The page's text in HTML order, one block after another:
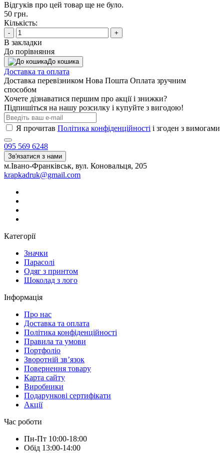
Відгуків про цей товар ще не було.
50 грн.
Кількість:
- +
В закладки
До порівняння
До кошика
Доставка та оплата
Доставка перевізником Нова Пошта Оплата зручним
способом
Хочете дізнаватися першим про акції і знижки?
Підпишіться на нашу розсилку і купуйте з вигодою!
Я прочитав Політика конфіденційності і згоден з вимогами
095 569 6248
Зв'язатися з нами
м.Івано-Франківськ, вул. Коновальця, 205
krapkadruk@gmail.com
Категорії
Значки
Парасолі
Одяг з принтом
Шоколад з лого
Інформація
Про нас
Доставка та оплата
Політика конфіденційності
Правила та умови
Портфоліо
Зворотній зв’язок
Повернення товару
Карта сайту
Виробники
Подарункові сертифікати
Акції
Час роботи
Пн-Пт 10:00-18:00
Обід 13:00-14:00